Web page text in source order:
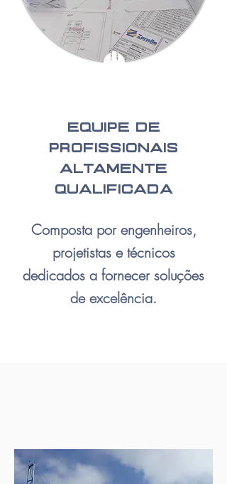
Equipe de
profissionais
altamente
qualificada
Composta por engenheiros,
projetistas e técnicos
dedicados a fornecer soluções
de excelência.